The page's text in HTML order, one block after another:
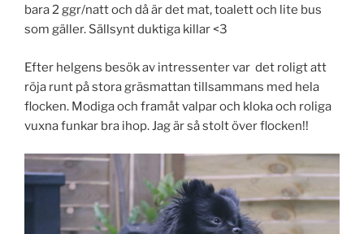
bara 2 ggr/natt och då är det mat, toalett och lite bus
som gäller. Sällsynt duktiga killar <3
Efter helgens besök av intressenter var det roligt att
röja runt på stora gräsmattan tillsammans med hela
flocken. Modiga och framåt valpar och kloka och roliga
vuxna funkar bra ihop. Jag är så stolt över flocken!!